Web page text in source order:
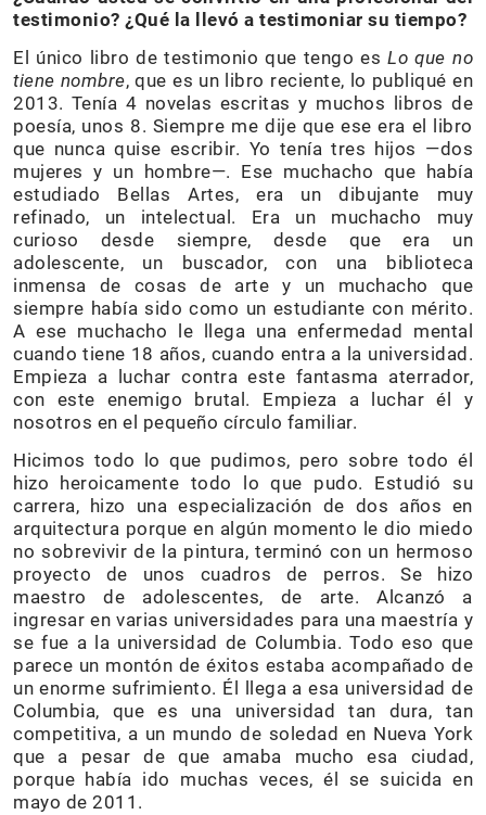
testimonio? ¿Qué la llevó a testimoniar su tiempo?
El único libro de testimonio que tengo esLo que no
tiene nombre, que es un libro reciente, lo publiqué en
2013. Tenía 4 novelas escritas y muchos libros de
poesía, unos 8. Siempre me dije que ese era el libro
que nunca quise escribir. Yo tenía tres hijos —dos
mujeres y un hombre—. Ese muchacho que había
estudiado Bellas Artes, era un dibujante muy
refinado, un intelectual. Era un muchacho muy
curioso desde siempre, desde que era un
adolescente, un buscador, con una biblioteca
inmensa de cosas de arte y un muchacho que
siempre había sido como un estudiante con mérito.
A ese muchacho le llega una enfermedad mental
cuando tiene 18 años, cuando entra a la universidad.
Empieza a luchar contra este fantasma aterrador,
con este enemigo brutal. Empieza a luchar él y
nosotros en el pequeño círculo familiar.
Hicimos todo lo que pudimos, pero sobre todo él
hizo heroicamente todo lo que pudo. Estudió su
carrera, hizo una especialización de dos años en
arquitectura porque en algún momento le dio miedo
no sobrevivir de la pintura, terminó con un hermoso
proyecto de unos cuadros de perros. Se hizo
maestro de adolescentes, de arte. Alcanzó a
ingresar en varias universidades para una maestría y
se fue a la universidad de Columbia. Todo eso que
parece un montón de éxitos estaba acompañado de
un enorme sufrimiento. Él llega a esa universidad de
Columbia, que es una universidad tan dura, tan
competitiva, a un mundo de soledad en Nueva York
que a pesar de que amaba mucho esa ciudad,
porque había ido muchas veces, él se suicida en
mayo de 2011.